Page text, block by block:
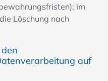
im
Löschung nach
auf